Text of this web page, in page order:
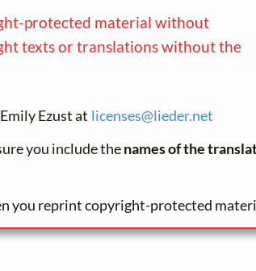
protected material without
texts or translations without the
Ezust at licenses@lieder.net
you include thenames of the
you reprint copyright-protected